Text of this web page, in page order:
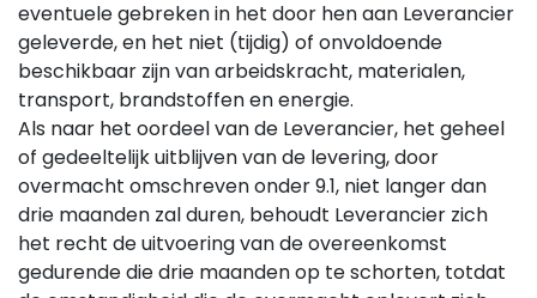
eventuele gebreken in het door hen aan Leverancier
geleverde, en het niet (tijdig) of onvoldoende
beschikbaar zijn van arbeidskracht, materialen,
transport, brandstoffen en energie.
Als naar het oordeel van de Leverancier, het geheel
of gedeeltelijk uitblijven van de levering, door
overmacht omschreven onder 9.1, niet langer dan
drie maanden zal duren, behoudt Leverancier zich
het recht de uitvoering van de overeenkomst
gedurende die drie maanden op te schorten, totdat